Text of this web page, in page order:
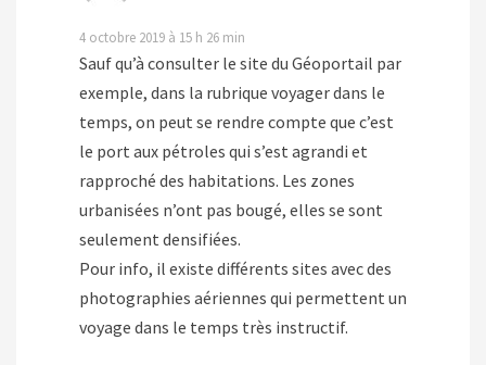
4 octobre 2019 à 15 h 26 min
Sauf qu’à consulter le site du Géoportail par
exemple, dans la rubrique voyager dans le
temps, on peut se rendre compte que c’est
le port aux pétroles qui s’est agrandi et
rapproché des habitations. Les zones
urbanisées n’ont pas bougé, elles se sont
seulement densifiées.
Pour info, il existe différents sites avec des
photographies aériennes qui permettent un
voyage dans le temps très instructif.